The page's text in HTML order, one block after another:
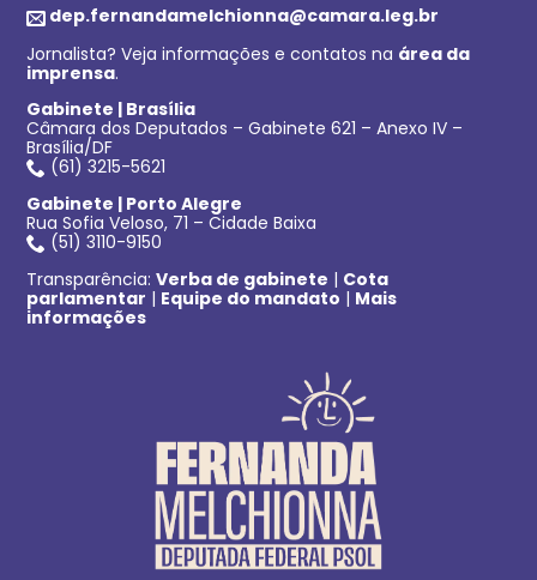
dep.fernandamelchionna@camara.leg.br
Jornalista? Veja informações e contatos na área da
imprensa.
Gabinete | Brasília
Câmara dos Deputados – Gabinete 621 – Anexo IV –
Brasília/DF
(61) 3215-5621
Gabinete | Porto Alegre
Rua Sofia Veloso, 71 – Cidade Baixa
(51) 3110-9150
Transparência:Verba de gabinete | Cota
parlamentar | Equipe do mandato | Mais
informações